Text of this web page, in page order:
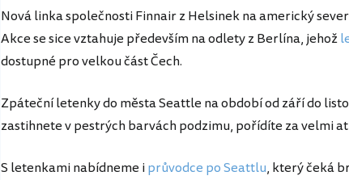
Nová linka společnosti Finnair z Helsinek na americký
Akce se sice vztahuje především na odlety z Berlína, jehož
dostupné pro velkou část Čech.
Zpáteční letenky do města Seattle na období od září do
zastihnete v pestrých barvách podzimu, pořídíte za velmi
S letenkami nabídneme iprůvodce po Seattlu, který čeká